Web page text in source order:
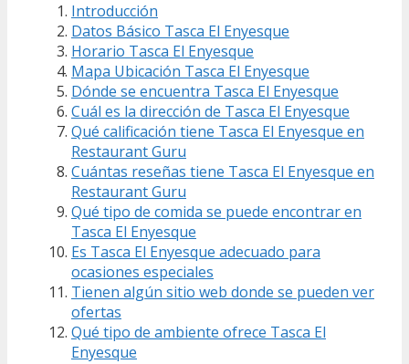
Introducción
Datos Básico Tasca El Enyesque
Horario Tasca El Enyesque
Mapa Ubicación Tasca El Enyesque
Dónde se encuentra Tasca El Enyesque
Cuál es la dirección de Tasca El Enyesque
Qué calificación tiene Tasca El Enyesque en
Restaurant Guru
Cuántas reseñas tiene Tasca El Enyesque en
Restaurant Guru
Qué tipo de comida se puede encontrar en
Tasca El Enyesque
Es Tasca El Enyesque adecuado para
ocasiones especiales
Tienen algún sitio web donde se pueden ver
ofertas
Qué tipo de ambiente ofrece Tasca El
Enyesque